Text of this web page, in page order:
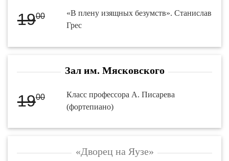
1900
«В плену изящных безумств». Станислав
Грес
Зал им. Мясковского
1900
Класс профессора А. Писарева
(фортепиано)
«Дворец на Яузе»